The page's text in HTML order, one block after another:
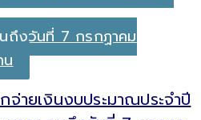
ถึงวันที่ 7 กรกฏาคม
น
จ่ายเงินงบประมาณประจำปี